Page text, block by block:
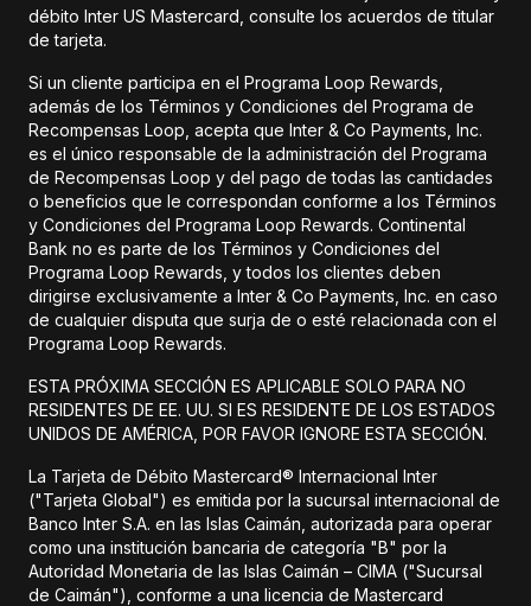
débito Inter US Mastercard, consulte los acuerdos de titular
de tarjeta.
Si un cliente participa en el Programa Loop Rewards,
además de los Términos y Condiciones del Programa de
Recompensas Loop, acepta que Inter & Co Payments, Inc.
es el único responsable de la administración del Programa
de Recompensas Loop y del pago de todas las cantidades
o beneficios que le correspondan conforme a los Términos
y Condiciones del Programa Loop Rewards. Continental
Bank no es parte de los Términos y Condiciones del
Programa Loop Rewards, y todos los clientes deben
dirigirse exclusivamente a Inter & Co Payments, Inc. en caso
de cualquier disputa que surja de o esté relacionada con el
Programa Loop Rewards.
ESTA PRÓXIMA SECCIÓN ES APLICABLE SOLO PARA NO
RESIDENTES DE EE. UU. SI ES RESIDENTE DE LOS ESTADOS
UNIDOS DE AMÉRICA, POR FAVOR IGNORE ESTA SECCIÓN.
La Tarjeta de Débito Mastercard® Internacional Inter
("Tarjeta Global") es emitida por la sucursal internacional de
Banco Inter S.A. en las Islas Caimán, autorizada para operar
como una institución bancaria de categoría "B" por la
Autoridad Monetaria de las Islas Caimán – CIMA ("Sucursal
de Caimán"), conforme a una licencia de Mastercard